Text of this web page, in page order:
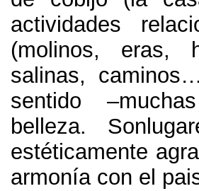
actividades
(molinos, eras,
salinas,
sentido
belleza.
estéticamente
armonía con el